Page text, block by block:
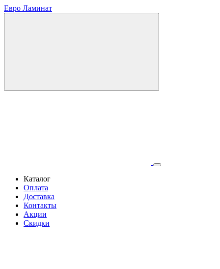
Евро Ламинат
Каталог
Оплата
Доставка
Контакты
Акции
Скидки